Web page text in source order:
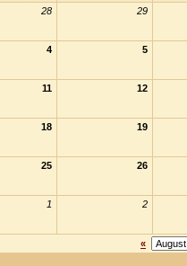
28 29
4 5
11 12
18 19
25 26
1 2
«